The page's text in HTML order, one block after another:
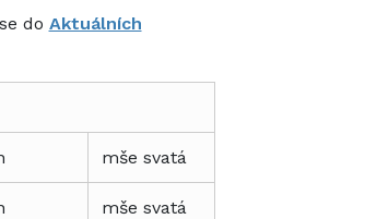
do Aktuálních
mše svatá
mše svatá